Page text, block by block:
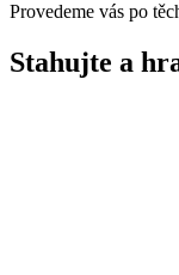
Provedeme vás po
Stahujte a